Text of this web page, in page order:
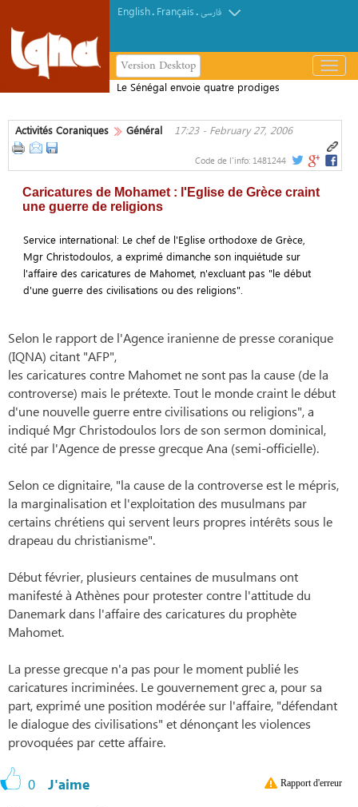
English. Français.فارسی
Version Desktop
باز
و
Le Sénégal envoie quatre prodiges
Aziz
Activités Coraniques Général 17:23 - February 27, 2006
Code de l'info: 1481244
Caricatures de Mohamet : l'Eglise de Grèce craint
une guerre de religions
Service international: Le chef de l'Eglise orthodoxe de Grèce,
Mgr Christodoulos, a exprimé dimanche son inquiétude sur
l'affaire des caricatures de Mahomet, n'excluant pas "le début
d'une guerre des civilisations ou des religions".
Selon le rapport de l'Agence iranienne de presse coranique
(IQNA) citant "AFP",
les caricatures contre Mahomet ne sont pas la cause (de la
controverse) mais le prétexte. Tout le monde craint le début
d'une nouvelle guerre entre civilisations ou religions", a
indiqué Mgr Christodoulos lors de son sermon dominical,
cité par l'Agence de presse grecque Ana (semi-officielle).
Selon ce dignitaire, "la cause de la controverse est le mépris,
la marginalisation et l'exploitation des musulmans par
certains chrétiens qui servent leurs propres intérêts sous le
drapeau du christianisme".
Début février, plusieurs centaines de musulmans ont
manifesté à Athènes pour protester contre l'attitude du
Danemark dans l'affaire des caricatures du prophète
Mahomet.
La presse grecque n'a pas pour le moment publié les
caricatures incriminées. Le gouvernement grec a, pour sa
part, exprimé une position modérée sur l'affaire, "défendant
le dialogue des civilisations" et dénonçant les violences
provoquées par cette affaire.
0 J'aime Rapport d'erreur